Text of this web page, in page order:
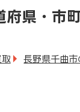
府県・市
長野県千曲市